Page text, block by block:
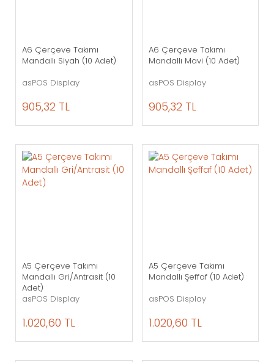
A6 Çerçeve Takımı
Mandallı Siyah (10 Adet)
asPOS Display
905,32 TL
A6 Çerçeve Takımı
Mandallı Mavi (10 Adet)
asPOS Display
905,32 TL
A5 Çerçeve Takımı
Mandallı Gri/Antrasit (10
Adet)
asPOS Display
1.020,60 TL
A5 Çerçeve Takımı
Mandallı Şeffaf (10 Adet)
asPOS Display
1.020,60 TL